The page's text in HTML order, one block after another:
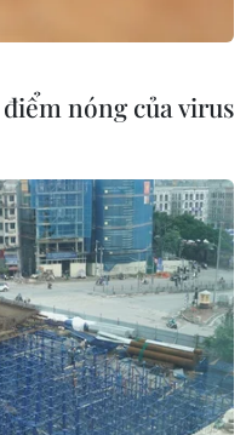
lượng cao
vào lớp 6
Hồ Chí Minh
nóng của virus